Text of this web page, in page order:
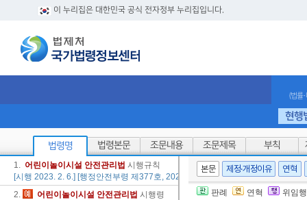
이 누리집은 대한민국 공식 전자정부 누리집입니다.
(법률
현행
법령명 법령본문 조문내용 조문제목 부칙
1. 어린이 놀이 시설 안전관리법 시행규칙
[시행 2023. 2. 6.] [행정안전부령 제377호, 2023. 2. 6., 일부개정]
2.
어린이 놀이 시설 안전관리법 시행령
본문 제정·개정이유 연혁
판례 연혁 위임